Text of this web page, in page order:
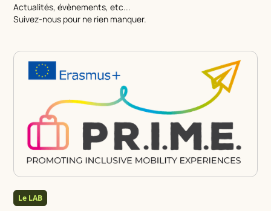
Actualités, évènements, etc...
Suivez-nous pour ne rien manquer.
Le LAB